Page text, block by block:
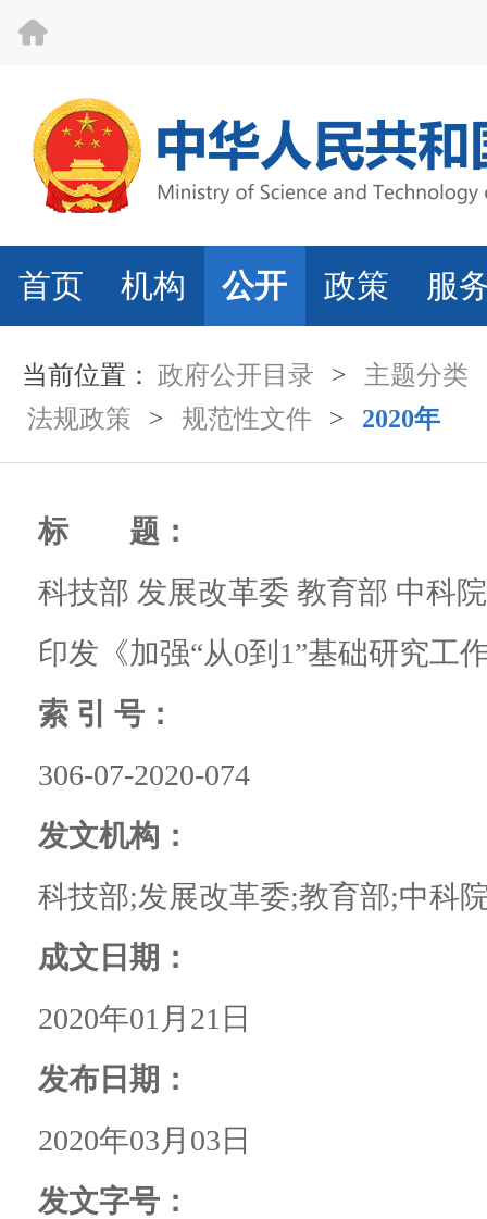
首页 机构 公开 政策 服
当前位置： 政府公开目录 > 主题分类
法规政策
> 规范性文件 > 2020年
标 题：
科技部 发展改革委 教育部 中科
印发《加强“从0到1”基础研究工
索 引 号：
306-07-2020-074
发文机构：
科技部;发展改革委;教育部;中科
成文日期：
2020年01月21日
发布日期：
2020年03月03日
发文字号：